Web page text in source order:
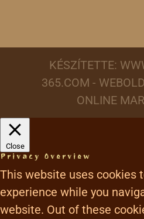
KÉSZÍTETTE:
365.COM -
ONLINE
Close
Privacy Overview
This website uses cookies
experience while you
website. Out of these